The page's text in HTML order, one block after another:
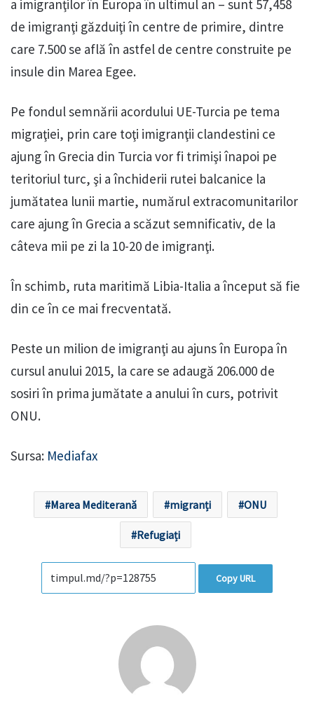
a imigranţilor în Europa în ultimul an – sunt 57,458
de imigranţi găzduiţi în centre de primire, dintre
care 7.500 se află în astfel de centre construite pe
insule din Marea Egee.
Pe fondul semnării acordului UE-Turcia pe tema
migraţiei, prin care toţi imigranţii clandestini ce
ajung în Grecia din Turcia vor fi trimişi înapoi pe
teritoriul turc, şi a închiderii rutei balcanice la
jumătatea lunii martie, numărul extracomunitarilor
care ajung în Grecia a scăzut semnificativ, de la
câteva mii pe zi la 10-20 de imigranţi.
În schimb, ruta maritimă Libia-Italia a început să fie
din ce în ce mai frecventată.
Peste un milion de imigranţi au ajuns în Europa în
cursul anului 2015, la care se adaugă 206.000 de
sosiri în prima jumătate a anului în curs, potrivit
ONU.
Sursa: Mediafax
Marea Mediterană migranți ONU
Refugiați
Copy URL